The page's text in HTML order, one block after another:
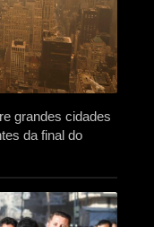
grandes cidades
da final do